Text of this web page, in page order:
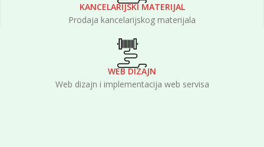
KANCELARIJSKI MATERIJAL
Prodaja kancelarijskog materijala
WEB DIZAJN
Web dizajn i implementacija web servisa